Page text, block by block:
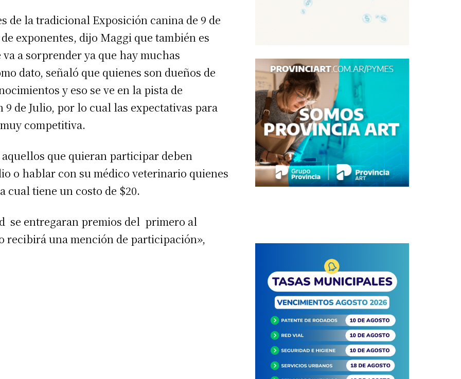
gratis
correo electrónico*
de la tradicional Exposición canina de 9 de
exponentes, dijo Maggi que también es
a sorprender ya que hay muchas
dato, señaló que quienes son dueños de
y eso se ve en la pista de
de Julio, por lo cual las expectativas para
competitiva.
que quieran participar deben
o hablar con su médico veterinario quienes
tiene un costo de $20.
se entregaran premios del primero al
recibirá una mención de participación»,